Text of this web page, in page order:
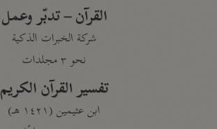
القرآن – تدبّر وعمل
شركة الخبرات الذكية
نحو ٣ مجلدات
تفسير القرآن الكريم
ابن عثيمين (١٤٢١ هـ)